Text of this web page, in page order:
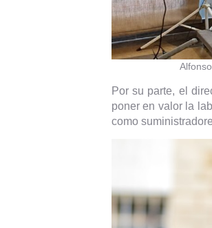
Por su parte, el
poner en valor la
como